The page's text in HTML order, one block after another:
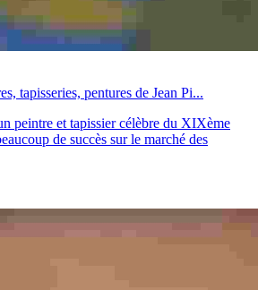
tapisseries, pentures de Jean Pi...
peintre et tapissier célèbre du XIXème
de succès sur le marché des